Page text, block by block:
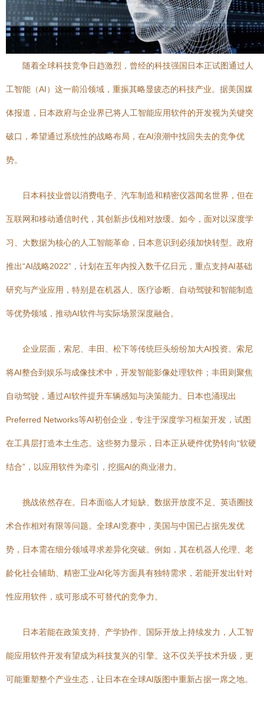
随着全球科技竞争日趋激烈，曾经的科技强国日本正试图通过人
工智能（AI）这一前沿领域，重振其略显疲态的科技产业。据美国媒
体报道，日本政府与企业界已将人工智能应用软件的开发视为关键突
破口，希望通过系统性的战略布局，在AI浪潮中找回失去的竞争优
势。
日本科技业曾以消费电子、汽车制造和精密仪器闻名世界，但在
互联网和移动通信时代，其创新步伐相对放缓。如今，面对以深度学
习、大数据为核心的人工智能革命，日本意识到必须加快转型。政府
推出“AI战略2022”，计划在五年内投入数千亿日元，重点支持AI基础
研究与产业应用，特别是在机器人、医疗诊断、自动驾驶和智能制造
等优势领域，推动AI软件与实际场景深度融合。
企业层面，索尼、丰田、松下等传统巨头纷纷加大AI投资。索尼
将AI整合到娱乐与成像技术中，开发智能影像处理软件；丰田则聚焦
自动驾驶，通过AI软件提升车辆感知与决策能力。日本也涌现出
Preferred Networks等AI初创企业，专注于深度学习框架开发，试图
在工具层打造本土生态。这些努力显示，日本正从硬件优势转向“软硬
结合”，以应用软件为牵引，挖掘AI的商业潜力。
挑战依然存在。日本面临人才短缺、数据开放度不足、英语圈技
术合作相对有限等问题。全球AI竞赛中，美国与中国已占据先发优
势，日本需在细分领域寻求差异化突破。例如，其在机器人伦理、老
龄化社会辅助、精密工业AI化等方面具有独特需求，若能开发出针对
性应用软件，或可形成不可替代的竞争力。
日本若能在政策支持、产学协作、国际开放上持续发力，人工智
能应用软件开发有望成为科技复兴的引擎。这不仅关乎技术升级，更
可能重塑整个产业生态，让日本在全球AI版图中重新占据一席之地。